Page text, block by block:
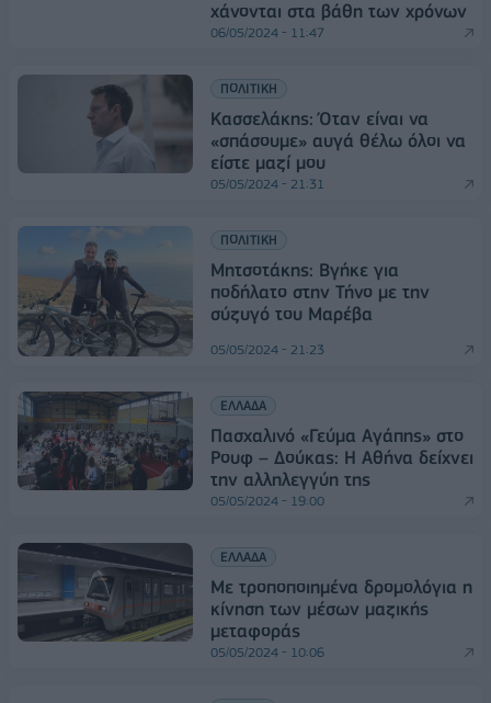
χάνονται στα βάθη των χρόνων
06/05/2024 - 11:47
ΠΟΛΙΤΙΚΗ
Κασσελάκης: Όταν είναι να
«σπάσουμε» αυγά θέλω όλοι να
είστε μαζί μου
05/05/2024 - 21:31
ΠΟΛΙΤΙΚΗ
Μητσοτάκης: Βγήκε για
ποδήλατο στην Τήνο με την
σύζυγό του Μαρέβα
05/05/2024 - 21:23
ΕΛΛΑΔΑ
Πασχαλινό «Γεύμα Αγάπης» στο
Ρουφ – Δούκας: Η Αθήνα δείχνει
την αλληλεγγύη της
05/05/2024 - 19:00
ΕΛΛΑΔΑ
Με τροποποιημένα δρομολόγια η
κίνηση των μέσων μαζικής
μεταφοράς
05/05/2024 - 10:06